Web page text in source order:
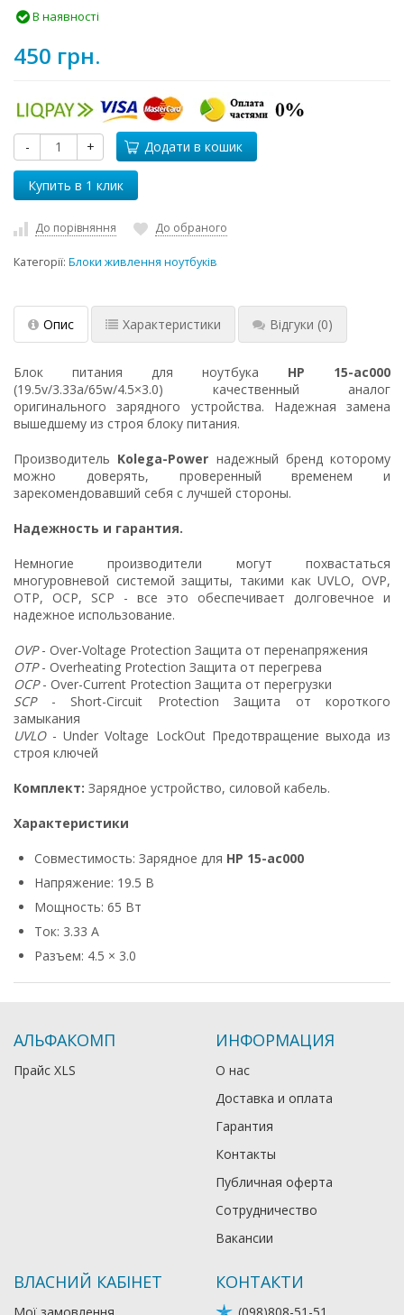
В наявності
450 грн.
- + Додати в кошик
До порівняння До обраного
Категорії: Блоки живлення ноутбуків
Опис Характеристики Відгуки (0)
Блок питания для ноутбука HP 15-ac000
(19.5v/3.33a/65w/4.5×3.0) качественный аналог
оригинального зарядного устройства. Надежная замена
вышедшему из строя блоку питания.
Производитель Kolega-Power надежный бренд которому
можно доверять, проверенный временем и
зарекомендовавший себя с лучшей стороны.
Надежность и гарантия.
Немногие производители могут похвастаться
многуровневой системой защиты, такими как UVLO, OVP,
OTP, OCP, SCP - все это обеспечивает долговечное и
надежное использование.
OVP- Over-Voltage Protection Защита от перенапряжения
OTP- Overheating Protection Защита от перегрева
OCP- Over-Current Protection Защита от перегрузки
SCP- Short-Circuit Protection Защита от короткого
замыкания
UVLO- Under Voltage LockOut Предотвращение выхода из
строя ключей
Комплект: Зарядное устройство, силовой кабель.
Характеристики
Совместимость: Зарядное для HP 15-ac000
Напряжение: 19.5 В
Мощность: 65 Вт
Ток: 3.33 А
Разъем: 4.5 × 3.0
АЛЬФАКОМП
Прайс XLS
ИНФОРМАЦИЯ
О нас
Доставка и оплата
Гарантия
Контакты
Публичная оферта
Сотрудничество
Вакансии
ВЛАСНИЙ КАБІНЕТ КОНТАКТИ